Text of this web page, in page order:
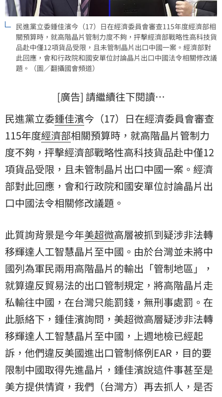
民進黨立委鍾佳濱今（17）日在經濟委員會審查115年度經濟部相
關預算時，就高階晶片管制力度不夠，抨擊經濟部戰略性高科技貨
品赴中僅12項貨品受限，且未管制晶片出口中國一案。經濟部對
此回應，會和行政院和國安單位討論晶片出口中國法令相關修改議
題。（圖／翻攝國會頻道）
[廣告] 請繼續往下閱讀…
民進黨立委鍾佳濱今（17）日在經濟委員會審查
115年度經濟部相關預算時，就高階晶片管制力
度不夠，抨擊經濟部戰略性高科技貨品赴中僅12
項貨品受限，且未管制晶片出口中國一案。經濟
部對此回應，會和行政院和國安單位討論晶片出
口中國法令相關修改議題。
此質詢背景是今年美超微高層被抓到疑涉非法轉
移輝達人工智慧晶片至中國。由於台灣並未將中
國列為軍民兩用高階晶片的輸出「管制地區」，
就算違反貿易法的出口管制規定，將高階晶片走
私輸往中國，在台灣只能罰錢，無刑事處罰。在
此脈絡下，鍾佳濱詢問，美超微高層疑涉非法轉
移輝達人工智慧晶片至中國，上週地檢已經起
訴，他們違反美國進出口管制條例EAR，目的要
限制中國取得先進晶片，鍾佳濱說這件事甚至是
美方提供情資，我們（台灣方）再去抓人，是否